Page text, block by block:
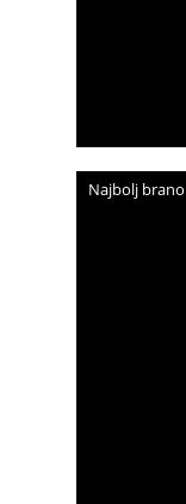
Najbolj brano